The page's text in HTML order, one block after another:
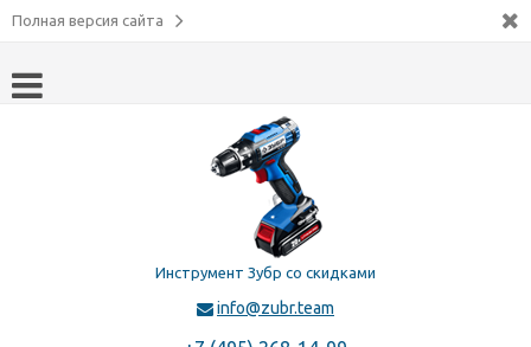
Полная версия сайта
Инструмент Зубр со скидками
info@zubr.team